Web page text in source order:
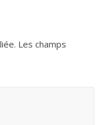
Les champs